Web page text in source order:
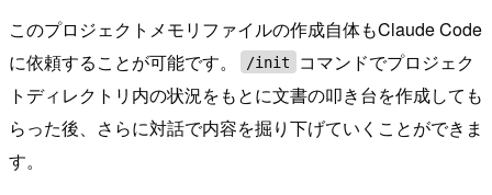
このプロジェクトメモリファイルの作成自体もClaude Code
に依頼することが可能です。
/init
コマンドでプロジェク
トディレクトリ内の状況をもとに文書の叩き台を作成しても
らった後、さらに対話で内容を掘り下げていくことができま
す。